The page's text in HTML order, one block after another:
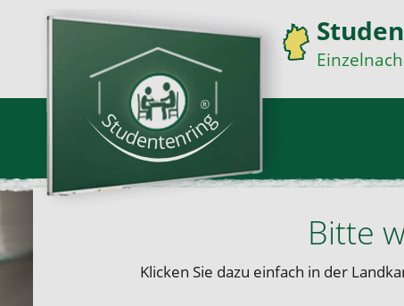
Bitte
Klicken Sie dazu einfach in der